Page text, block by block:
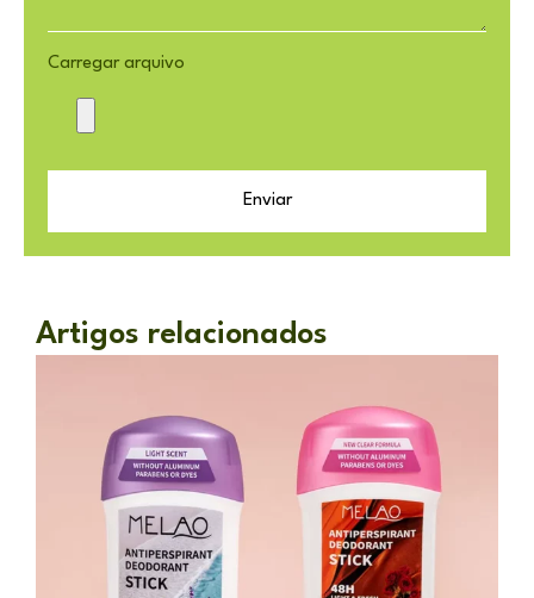
Carregar arquivo
Enviar
Artigos relacionados